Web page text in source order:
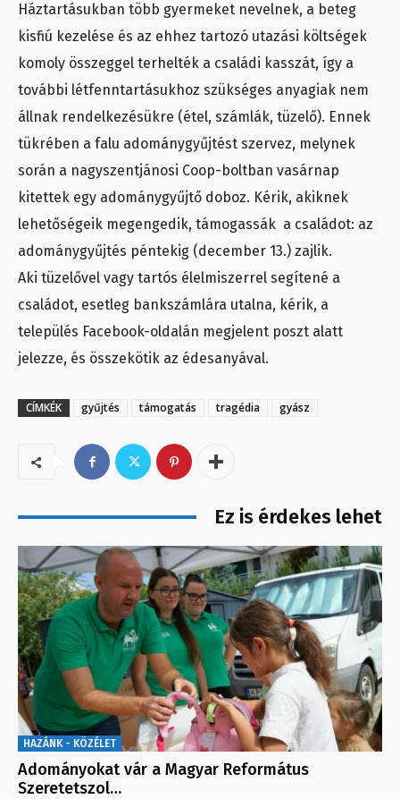
Háztartásukban több gyermeket nevelnek, a beteg
kisfiú kezelése és az ehhez tartozó utazási költségek
komoly összeggel terhelték a családi kasszát, így a
további létfenntartásukhoz szükséges anyagiak nem
állnak rendelkezésükre (étel, számlák, tüzelő). Ennek
tükrében a falu adománygyűjtést szervez, melynek
során a nagyszentjánosi Coop-boltban vasárnap
kitettek egy adománygyűjtő doboz. Kérik, akiknek
lehetőségeik megengedik, támogassák a családot: az
adománygyűjtés péntekig (december 13.) zajlik.
Aki tüzelővel vagy tartós élelmiszerrel segítené a
családot, esetleg bankszámlára utalna, kérik, a
település Facebook-oldalán megjelent poszt alatt
jelezze, és összekötik az édesanyával.
CÍMKÉK gyűjtés támogatás tragédia gyász
Ez is érdekes lehet
HAZÁNK - KÖZÉLET
Adományokat vár a Magyar Református
Szeretetszol…